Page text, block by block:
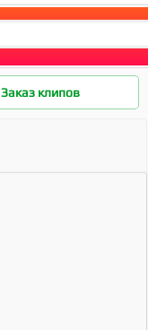
Заказ клипов